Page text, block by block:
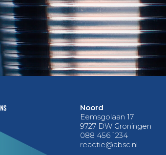
Noord
Eemsgolaan 17
9727 DW Groningen
088 456 1234
reactie@absc.nl